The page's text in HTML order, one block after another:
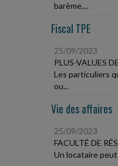
barème,...
Fiscal TPE
25/09/2023
PLUS-VALUES
Les particuliers
ou...
Vie des affaires
25/09/2023
FACULTÉ DE
Un locataire